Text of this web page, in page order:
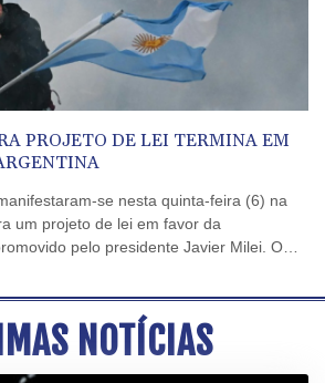
PROJETO DE LEI TERMINA EM
se nesta quinta-feira (6) na
um projeto de lei em favor da
pelo presidente Javier Milei. O
NOTÍCIAS